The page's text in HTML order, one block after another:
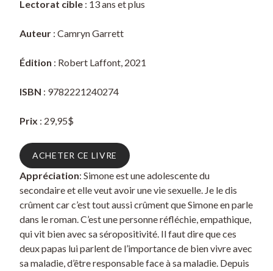
Lectorat cible : 13 ans et plus
Auteur : Camryn Garrett
Édition : Robert Laffont, 2021
ISBN : 9782221240274
Prix : 29,95$
ACHETER CE LIVRE
Appréciation: Simone est une adolescente du
secondaire et elle veut avoir une vie sexuelle. Je le dis
crûment car c’est tout aussi crûment que Simone en parle
dans le roman. C’est une personne réfléchie, empathique,
qui vit bien avec sa séropositivité. Il faut dire que ces
deux papas lui parlent de l’importance de bien vivre avec
sa maladie, d’être responsable face à sa maladie. Depuis